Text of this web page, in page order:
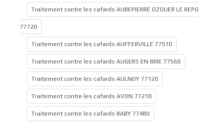
Traitement contre les cafards AUBEPIERRE OZOUER LE REPO
77720
Traitement contre les cafards AUFFERVILLE 77570
Traitement contre les cafards AUGERS EN BRIE 77560
Traitement contre les cafards AULNOY 77120
Traitement contre les cafards AVON 77210
Traitement contre les cafards BABY 77480